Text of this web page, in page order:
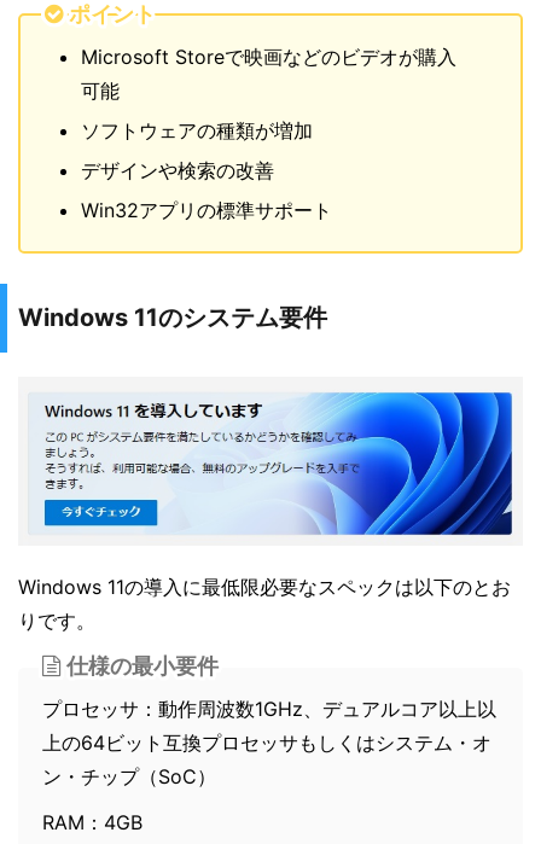
ポイント
Microsoft Storeで映画などのビデオが購入
可能
ソフトウェアの種類が増加
デザインや検索の改善
Win32アプリの標準サポート
Windows 11のシステム要件
Windows 11の導入に最低限必要なスペックは以下のとお
りです。
仕様の最小要件
プロセッサ：動作周波数1GHz、デュアルコア以上以
上の64ビット互換プロセッサもしくはシステム・オ
ン・チップ（SoC）
RAM：4GB